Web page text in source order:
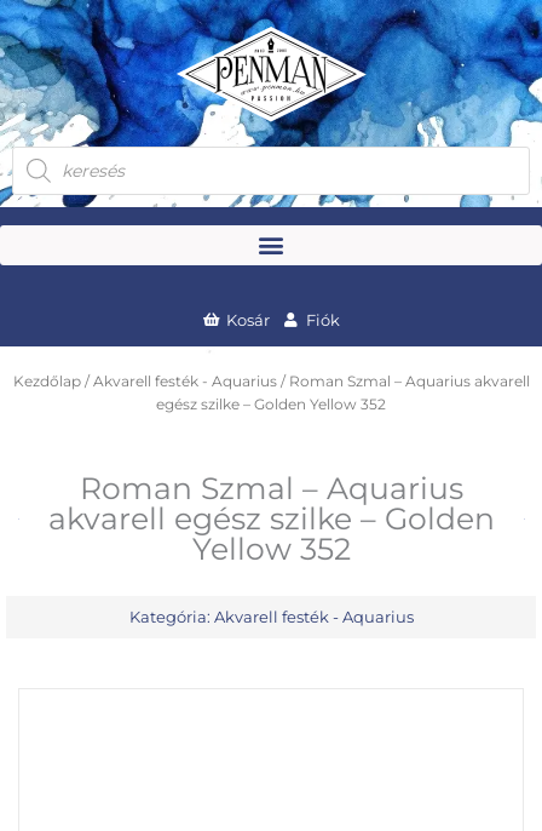
Skip
to
content
Products
search
Kosár Fiók
Kezdőlap/Akvarell festék - Aquarius/ Roman Szmal – Aquarius akvarell
egész szilke – Golden Yellow 352
Roman Szmal – Aquarius
akvarell egész szilke – Golden
Yellow 352
Kategória: Akvarell festék - Aquarius